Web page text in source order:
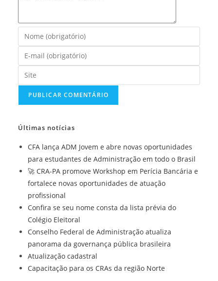
Digite
seu
nome
ou
nome
usuário
comentar
Digite
seu
endereço
de
para
Digite
o
URL
do
site
(opcional)
Últimas notícias
CFA lança ADM Jovem e abre novas oportunidades
para estudantes de Administração em todo o Brasil
🚀 CRA-PA promove Workshop em Perícia Bancária e
fortalece novas oportunidades de atuação
profissional
Confira se seu nome consta da lista prévia do
Colégio Eleitoral
Conselho Federal de Administração atualiza
panorama da governança pública brasileira
Atualização cadastral
Capacitação para os CRAs da região Norte